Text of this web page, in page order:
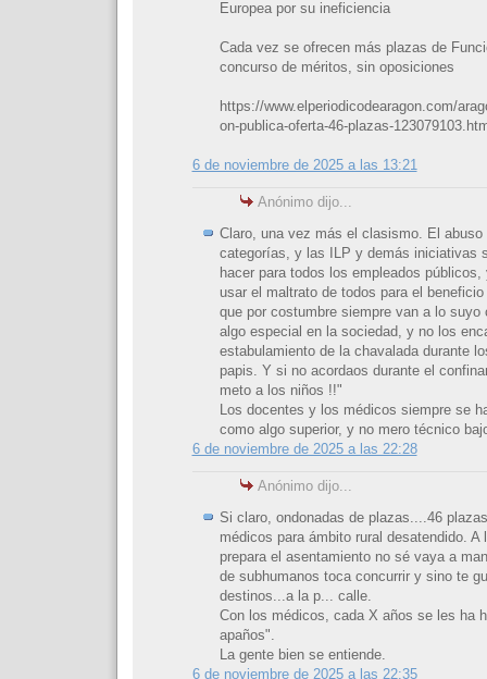
Europea por su ineficiencia
Cada vez se ofrecen más plazas de
concurso de méritos, sin oposiciones
https://www.elperiodicodearagon.com/
on-publica-oferta-46-plazas-
6 de noviembre de 2025 a las 13:21
Anónimo dijo...
Claro, una vez más el clasismo. El abuso
categorías, y las ILP y demás iniciativas
hacer para todos los empleados
usar el maltrato de todos para el
que por costumbre siempre van a lo suyo
algo especial en la sociedad, y no los
estabulamiento de la chavalada durante
papis. Y si no acordaos durante el
meto a los niños !!"
Los docentes y los médicos siempre se
como algo superior, y no mero técnico
6 de noviembre de 2025 a las 22:28
Anónimo dijo...
Si claro, ondonadas de plazas....46
médicos para ámbito rural desatendido.
prepara el asentamiento no sé vaya a
de subhumanos toca concurrir y sino te
destinos...a la p... calle.
Con los médicos, cada X años se les ha
apaños".
La gente bien se entiende.
6 de noviembre de 2025 a las 22:35